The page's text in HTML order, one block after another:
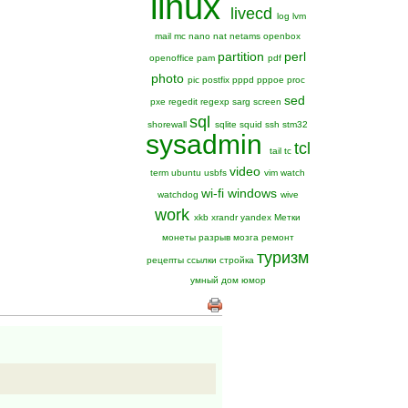
livecd log lvm
mailmcnanonatnetamsopenbox
openofficepam partitionpdf perl
photo pic postfix pppd pppoe proc
pxeregeditregexpsargscreensed
shorewallsqlsqlitesquidsshstm32
sysadmin tail tc tcl
termubuntuusbfsvideovimwatch
watchdog wi-fi windows wive
workxkbxrandryandexМетки
монеты разрыв мозга ремонт
рецептыссылкистройка туризм
умный дом юмор